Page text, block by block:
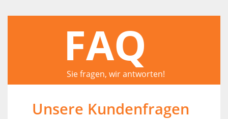
FAQ
Sie fragen, wir antworten!
Unsere Kundenfragen